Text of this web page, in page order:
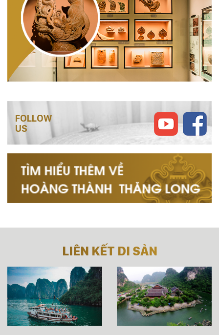
FOLLOW
US
LIÊN KẾT DI SẢN